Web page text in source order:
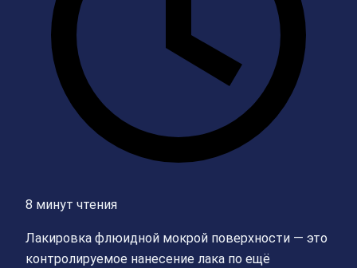
8 минут чтения
Лакировка флюидной мокрой поверхности — это
контролируемое нанесение лака по ещё